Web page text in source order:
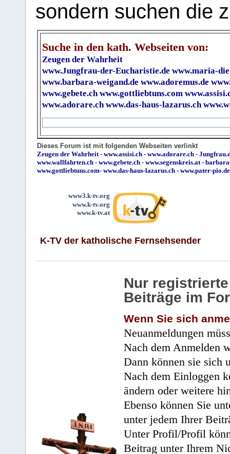
sondern suchen die
Suche in den kath. Webseiten von:
Zeugen der Wahrheit
www.Jungfrau-der-Eucharistie.de www.maria-
www.barbara-weigand.de www.adoremus.de
www.gebete.ch www.gottliebtuns.com
www.adorare.ch www.das-haus-lazarus.ch
Dieses Forum ist mit folgenden Webseiten verlinkt
Zeugen der Wahrheit - www.assisi.ch - www.adorare.ch -
www.wallfahrten.ch - www.gebete.ch - www.segenskreis.at -
www.gottliebtuns.com- www.das-haus-lazarus.ch - www.pater-pio.de
www3.k-tv.org
www.k-tv.org
www.k-tv.at
K-TV der katholische Fernsehsender
Nur
Beiträge im
Wenn Sie sich
Neuanmeldungen
Nach dem Anmelden
Dann können sie sich
Nach dem Einloggen
ändern oder weitere
Ebenso können Sie
unter jedem Ihrer
Unter Profil/Profil
Beitrag unter Ihrem